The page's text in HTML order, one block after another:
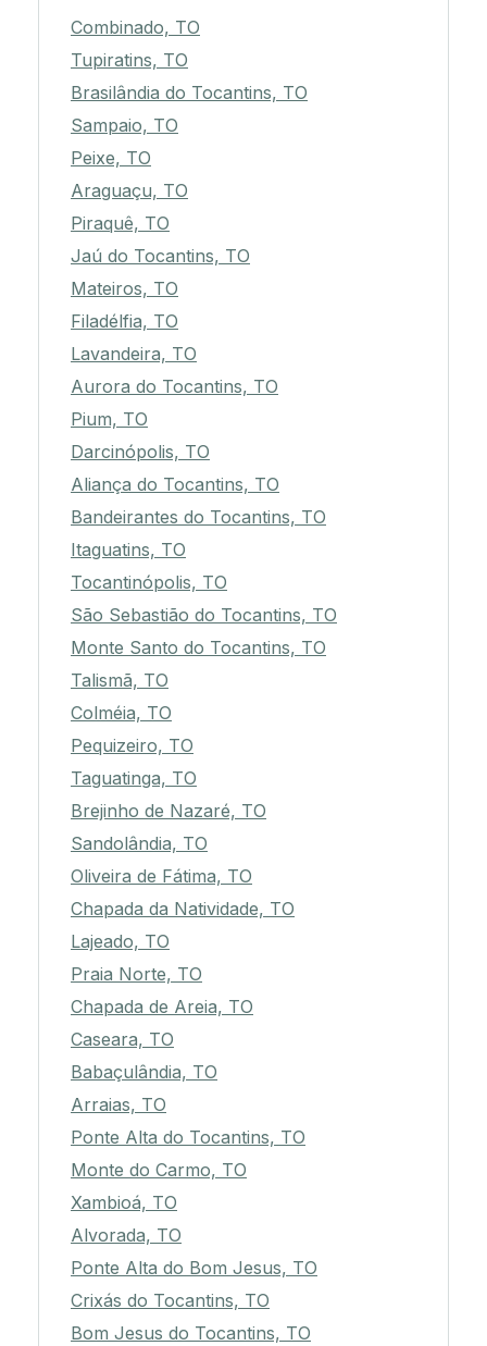
Combinado, TO
Tupiratins, TO
Brasilândia do Tocantins, TO
Sampaio, TO
Peixe, TO
Araguaçu, TO
Piraquê, TO
Jaú do Tocantins, TO
Mateiros, TO
Filadélfia, TO
Lavandeira, TO
Aurora do Tocantins, TO
Pium, TO
Darcinópolis, TO
Aliança do Tocantins, TO
Bandeirantes do Tocantins, TO
Itaguatins, TO
Tocantinópolis, TO
São Sebastião do Tocantins, TO
Monte Santo do Tocantins, TO
Talismã, TO
Colméia, TO
Pequizeiro, TO
Taguatinga, TO
Brejinho de Nazaré, TO
Sandolândia, TO
Oliveira de Fátima, TO
Chapada da Natividade, TO
Lajeado, TO
Praia Norte, TO
Chapada de Areia, TO
Caseara, TO
Babaçulândia, TO
Arraias, TO
Ponte Alta do Tocantins, TO
Monte do Carmo, TO
Xambioá, TO
Alvorada, TO
Ponte Alta do Bom Jesus, TO
Crixás do Tocantins, TO
Bom Jesus do Tocantins, TO